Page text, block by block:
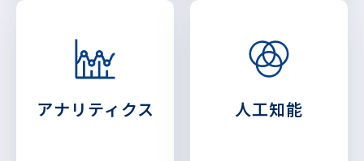
アナリティクス 人工知能